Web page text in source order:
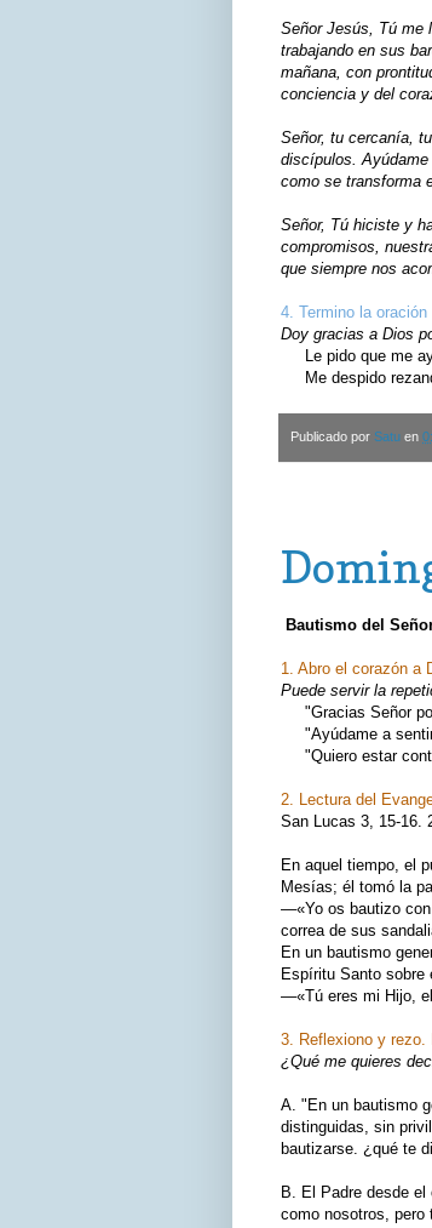
Señor Jesús, Tú me
trabajando en sus
mañana, con
conciencia y del
Señor, tu cercanía,
discípulos. Ayúdame
como se transforma
Señor, Tú hiciste y
compromisos,
que siempre nos
4. Termino la oración
Doy gracias a Dios
Le pido que me
Me despido
Publicado por Satu en
Bautismo del
1. Abro el corazón a
Puede servir la
"Gracias Señor
"Ayúdame a sentir
"Quiero estar
2. Lectura del
San Lucas 3, 15‑16.
En aquel tiempo, el
Mesías; él tomó la
—«Yo os bautizo con
correa de sus
En un bautismo
Espíritu Santo sobre
—«Tú eres mi Hijo,
3. Reflexiono y rezo.
¿Qué me quieres
A. "En un bautismo
distinguidas, sin
bautizarse. ¿qué te
B. El Padre desde
como nosotros, pero